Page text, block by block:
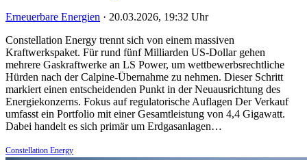
Erneuerbare Energien · 20.03.2026, 19:32 Uhr
Constellation Energy trennt sich von einem massiven
Kraftwerkspaket. Für rund fünf Milliarden US-Dollar gehen
mehrere Gaskraftwerke an LS Power, um wettbewerbsrechtliche
Hürden nach der Calpine-Übernahme zu nehmen. Dieser Schritt
markiert einen entscheidenden Punkt in der Neuausrichtung des
Energiekonzerns. Fokus auf regulatorische Auflagen Der Verkauf
umfasst ein Portfolio mit einer Gesamtleistung von 4,4 Gigawatt.
Dabei handelt es sich primär um Erdgasanlagen…
Constellation Energy